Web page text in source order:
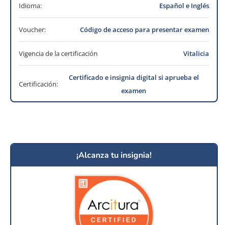
Idioma: Español e Inglés
Voucher: Código de acceso para presentar examen
Vigencia de la certificación Vitalicia
Certificación:
Certificado e insignia digital si aprueba el
examen
¡Alcanza tu insignia!